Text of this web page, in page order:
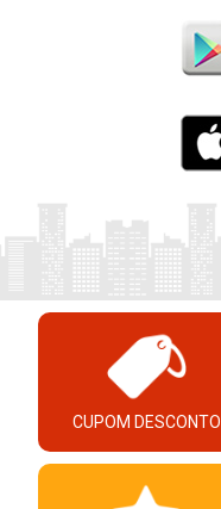
CUPOM DESCONTO